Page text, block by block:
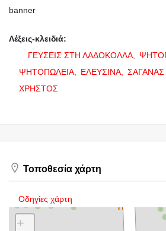
banner
Λέξεις-κλειδιά:
ΓΕΥΣΕΙΣ ΣΤΗ ΛΑΔΟΚΟΛΛΑ,
ΨΗΤΟΠΩΛΕΙΑ,
ΕΛΕΥΣΙΝΑ, ΣΑΓΑΝΑΣ
ΧΡΗΣΤΟΣ
Τοποθεσία χάρτη
Οδηγίες χάρτη
+